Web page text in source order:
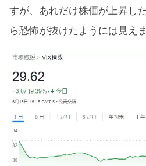
すが、あれだけ株価が上昇し
ら恐怖が抜けたようには見え